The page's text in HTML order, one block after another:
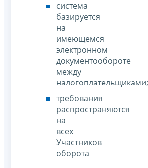
система
базируется
на
имеющемся
электронном
документообороте
между
налогоплательщиками;
требования
распространяются
на
всех
Участников
оборота